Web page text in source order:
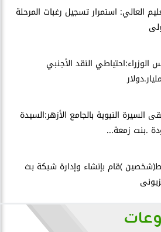
العالي: استمرار تسجيل رغبات المرحلة
الوزراء:احتياطي النقد الأجنبي
السيرة النبوية بالجامع الأزهر:السيدة
.بنت زمعة...
)قام بإنشاء وإدارة شبكة بث